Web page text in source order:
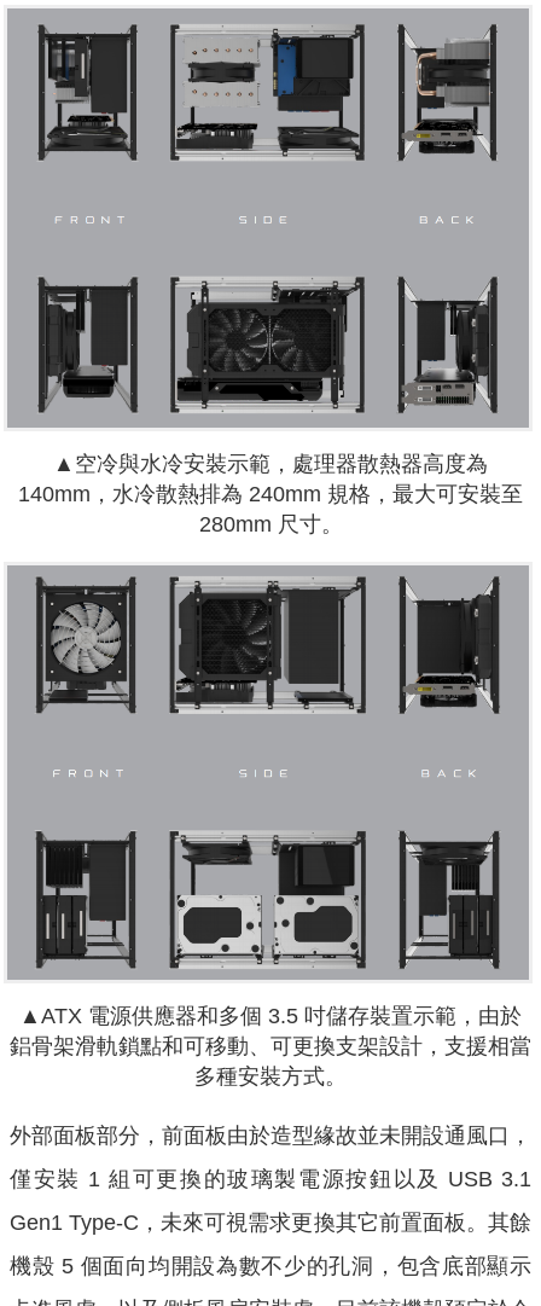
▲空冷與水冷安裝示範，處理器散熱器高度為
140mm，水冷散熱排為 240mm 規格，最大可安裝至
280mm 尺寸。
▲ATX 電源供應器和多個 3.5 吋儲存裝置示範，由於
鋁骨架滑軌鎖點和可移動、可更換支架設計，支援相當
多種安裝方式。
外部面板部分，前面板由於造型緣故並未開設通風口，
僅安裝 1 組可更換的玻璃製電源按鈕以及 USB 3.1
Gen1 Type-C，未來可視需求更換其它前置面板。其餘
機殼 5 個面向均開設為數不少的孔洞，包含底部顯示